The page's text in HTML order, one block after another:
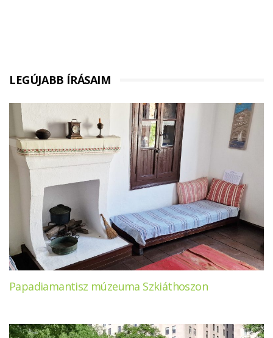
LEGÚJABB ÍRÁSAIM
Papadiamantisz múzeuma Szkiáthoszon